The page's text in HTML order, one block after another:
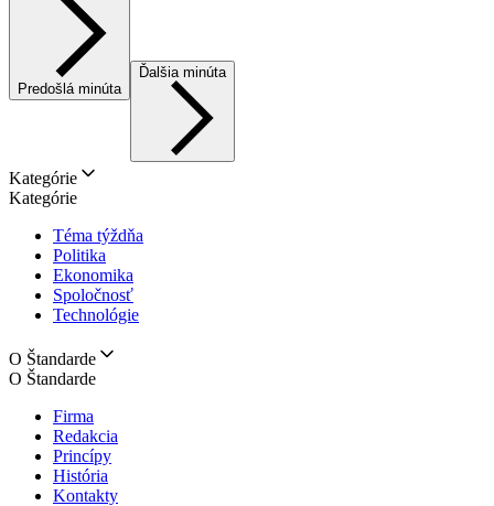
Predošlá minúta
Ďalšia minúta
Kategórie
Kategórie
Téma týždňa
Politika
Ekonomika
Spoločnosť
Technológie
O Štandarde
O Štandarde
Firma
Redakcia
Princípy
História
Kontakty